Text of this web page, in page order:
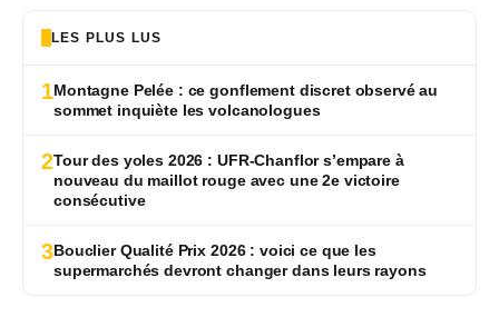
LES PLUS LUS
1Montagne Pelée : ce gonflement discret observé au
sommet inquiète les volcanologues
2Tour des yoles 2026 : UFR-Chanflor s’empare à
nouveau du maillot rouge avec une 2e victoire
consécutive
3Bouclier Qualité Prix 2026 : voici ce que les
supermarchés devront changer dans leurs rayons